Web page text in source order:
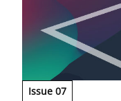
Issue 07